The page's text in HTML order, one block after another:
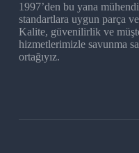
1997’den bu yana
standartlara uygun parça
Kalite, güvenilirlik ve
hizmetlerimizle savunma
ortağıyız.